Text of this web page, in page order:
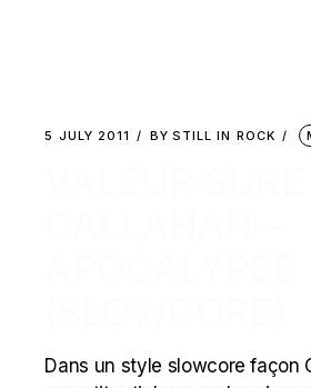
5 JULY 2011 BY STILL IN ROCK
Dans un style slowcore façon